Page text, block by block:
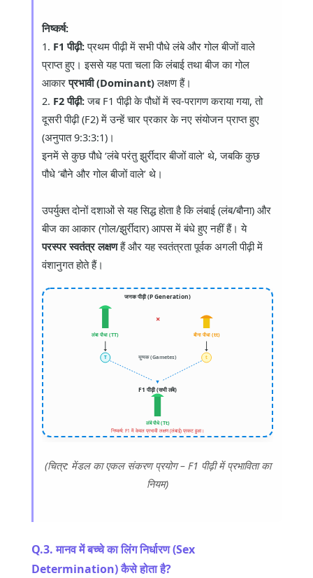
निष्कर्ष:
1. F1 पीढ़ी:प्रथम पीढ़ी में सभी पौधे लंबे और गोल बीजों वाले
प्राप्त हुए। इससे यह पता चला कि लंबाई तथा बीज का गोल
आकारप्रभावी (Dominant)लक्षण हैं।
2. F2 पीढ़ी:जब F1 पीढ़ी के पौधों में स्व-परागण कराया गया, तो
दूसरी पीढ़ी (F2) में उन्हें चार प्रकार के नए संयोजन प्राप्त हुए
(अनुपात 9:3:3:1)।
इनमें से कुछ पौधे ‘लंबे परंतु झुर्रीदार बीजों वाले’ थे, जबकि कुछ
पौधे ‘बौने और गोल बीजों वाले’ थे।
उपर्युक्त दोनों दशाओं से यह सिद्ध होता है कि लंबाई (लंब/बौना) और
बीज का आकार (गोल/झुर्रीदार) आपस में बंधे हुए नहीं हैं। ये
परस्पर स्वतंत्र लक्षणहैं और यह स्वतंत्रता पूर्वक अगली पीढ़ी में
वंशानुगत होते हैं।
जनक पीढ़ी (P Generation)
लंबा पौधा (TT)
×
बौना पौधा (tt)
T t
युग्मक (Gametes)
F1 पीढ़ी (सभी लंबे)
लंबे पौधे (Tt)
निष्कर्ष: F1 में केवल प्रभावी लक्षण (लंबाई) प्रकट हुआ।
(चित्र: मेंडल का एकल संकरण प्रयोग – F1 पीढ़ी में प्रभाविता का
नियम)
Q.3. मानव में बच्चे का लिंग निर्धारण (Sex
Determination) कैसे होता है?